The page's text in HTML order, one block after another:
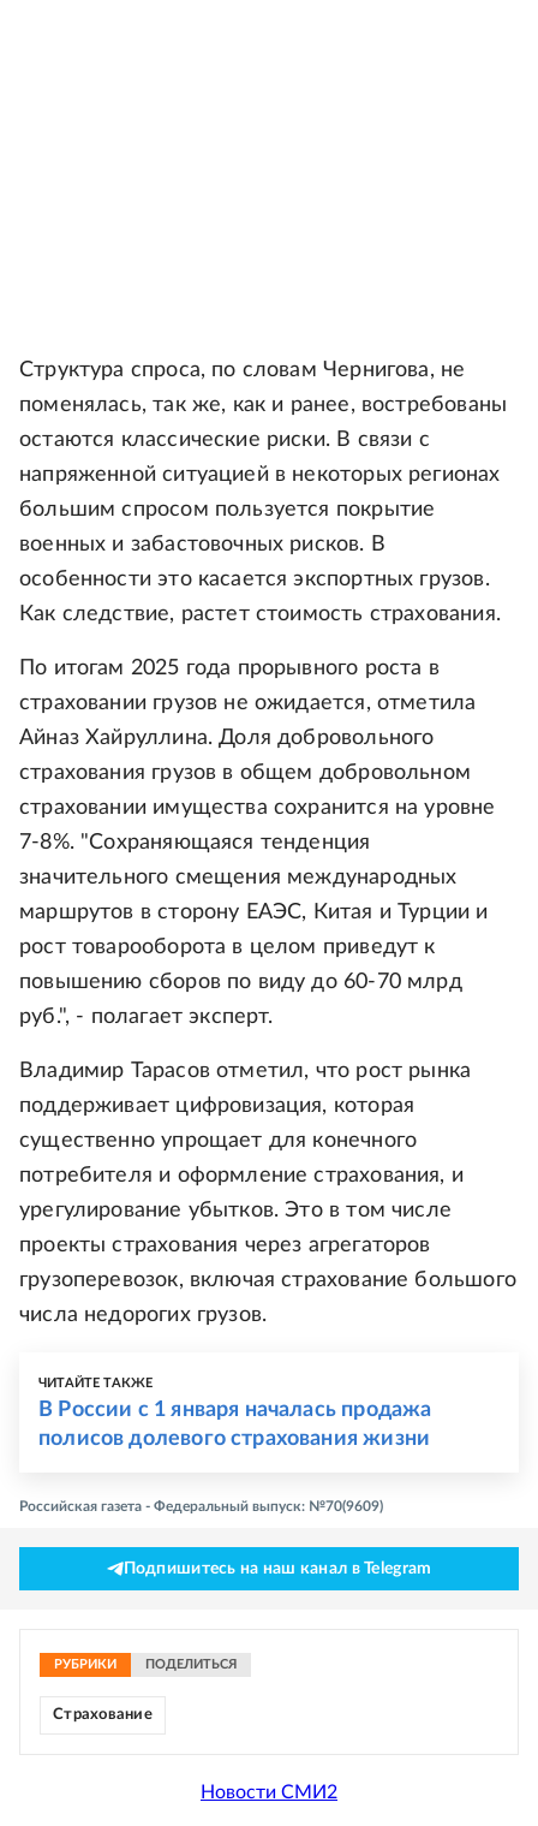
Структура спроса, по словам Чернигова, не
поменялась, так же, как и ранее, востребованы
остаются классические риски. В связи с
напряженной ситуацией в некоторых регионах
большим спросом пользуется покрытие
военных и забастовочных рисков. В
особенности это касается экспортных грузов.
Как следствие, растет стоимость страхования.
По итогам 2025 года прорывного роста в
страховании грузов не ожидается, отметила
Айназ Хайруллина. Доля добровольного
страхования грузов в общем добровольном
страховании имущества сохранится на уровне
7-8%. "Сохраняющаяся тенденция
значительного смещения международных
маршрутов в сторону ЕАЭС, Китая и Турции и
рост товарооборота в целом приведут к
повышению сборов по виду до 60-70 млрд
руб.", - полагает эксперт.
Владимир Тарасов отметил, что рост рынка
поддерживает цифровизация, которая
существенно упрощает для конечного
потребителя и оформление страхования, и
урегулирование убытков. Это в том числе
проекты страхования через агрегаторов
грузоперевозок, включая страхование большого
числа недорогих грузов.
ЧИТАЙТЕ ТАКЖЕ
В России с 1 января началась продажа
полисов долевого страхования жизни
Российская газета - Федеральный выпуск: №70(9609)
Подпишитесь на наш канал в Telegram
РУБРИКИ ПОДЕЛИТЬСЯ
Страхование
Новости СМИ2